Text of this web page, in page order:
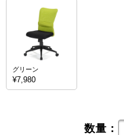
グリーン
¥7,980
数量：